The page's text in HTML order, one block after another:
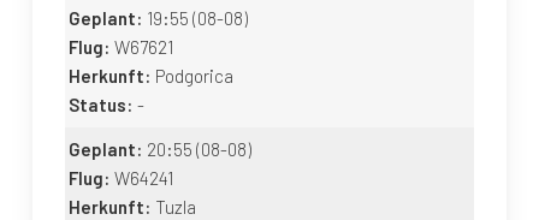
Geplant: 19:55(08-08)
Flug: W67621
Herkunft: Podgorica
Status: -
Geplant: 20:55(08-08)
Flug: W64241
Herkunft: Tuzla